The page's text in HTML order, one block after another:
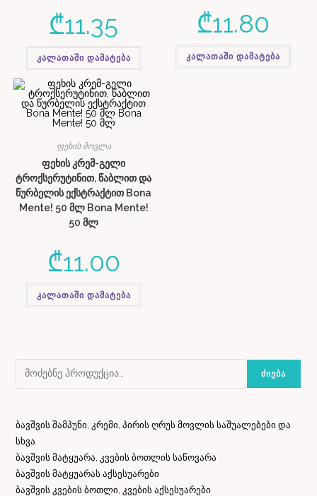
₾11.35
კალათაში დამატება
₾11.80
კალათაში დამატება
ფეხის მოვლა
ფეხის კრემ-გელი
ტროქსერუტინით, წაბლით და
წურბელის ექსტრაქტით Bona
Mente! 50 მლ Bona Mente!
50 მლ
₾11.00
კალათაში დამატება
ᲫᲘᲔᲑᲐ
ბავშვის შამპუნი, კრემი, პირის ღრუს მოვლის საშუალებები და
სხვა
ბავშვის მატყუარა, კვების ბოთლის საწოვარა
ბავშვის მატყუარას აქსესუარები
ბავშვის კვების ბოთლი, კვების აქსესუარები